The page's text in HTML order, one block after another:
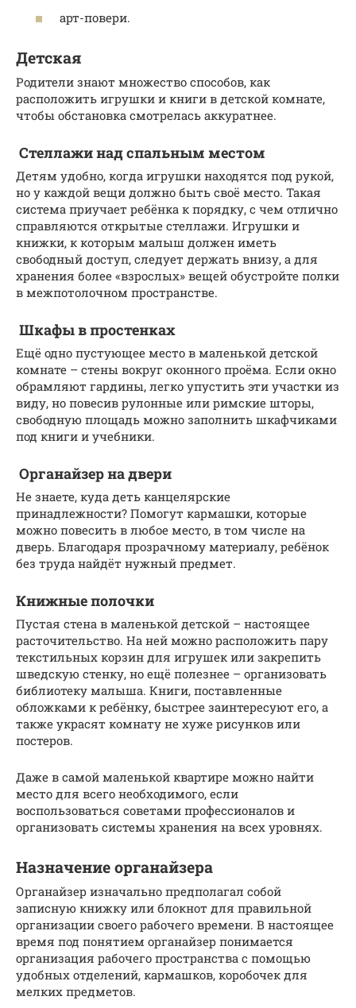
арт-повери.
Детская
Родители знают множество способов, как
расположить игрушки и книги в детской комнате,
чтобы обстановка смотрелась аккуратнее.
Стеллажи над спальным местом
Детям удобно, когда игрушки находятся под рукой,
но у каждой вещи должно быть своё место. Такая
система приучает ребёнка к порядку, с чем отлично
справляются открытые стеллажи. Игрушки и
книжки, к которым малыш должен иметь
свободный доступ, следует держать внизу, а для
хранения более «взрослых» вещей обустройте полки
в межпотолочном пространстве.
Шкафы в простенках
Ещё одно пустующее место в маленькой детской
комнате – стены вокруг оконного проёма. Если окно
обрамляют гардины, легко упустить эти участки из
виду, но повесив рулонные или римские шторы,
свободную площадь можно заполнить шкафчиками
под книги и учебники.
Органайзер на двери
Не знаете, куда деть канцелярские
принадлежности? Помогут кармашки, которые
можно повесить в любое место, в том числе на
дверь. Благодаря прозрачному материалу, ребёнок
без труда найдёт нужный предмет.
Книжные полочки
Пустая стена в маленькой детской – настоящее
расточительство. На ней можно расположить пару
текстильных корзин для игрушек или закрепить
шведскую стенку, но ещё полезнее – организовать
библиотеку малыша. Книги, поставленные
обложками к ребёнку, быстрее заинтересуют его, а
также украсят комнату не хуже рисунков или
постеров.
Даже в самой маленькой квартире можно найти
место для всего необходимого, если
воспользоваться советами профессионалов и
организовать системы хранения на всех уровнях.
Назначение органайзера
Органайзер изначально предполагал собой
записную книжку или блокнот для правильной
организации своего рабочего времени. В настоящее
время под понятием органайзер понимается
организация рабочего пространства с помощью
удобных отделений, кармашков, коробочек для
мелких предметов.